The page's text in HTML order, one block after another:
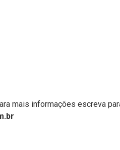
mais informações escreva